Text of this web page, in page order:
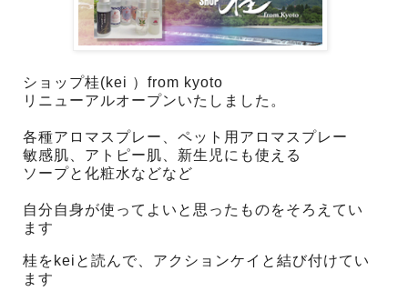
ショップ桂(kei ）from kyoto
リニューアルオープンいたしました。
各種アロマスプレー、ペット用アロマスプレー
敏感肌、アトピー肌、新生児にも使える
ソープと化粧水などなど
自分自身が使ってよいと思ったものをそろえてい
ます
桂をkeiと読んで、アクションケイと結び付けてい
ます